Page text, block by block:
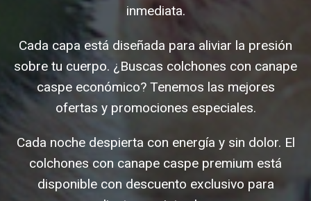
inmediata.
Cada capa está diseñada para aliviar la presión
sobre tu cuerpo. ¿Buscas colchones con canape
caspe económico? Tenemos las mejores
ofertas y promociones especiales.
Cada noche despierta con energía y sin dolor. El
colchones con canape caspe premium está
disponible con descuento exclusivo para